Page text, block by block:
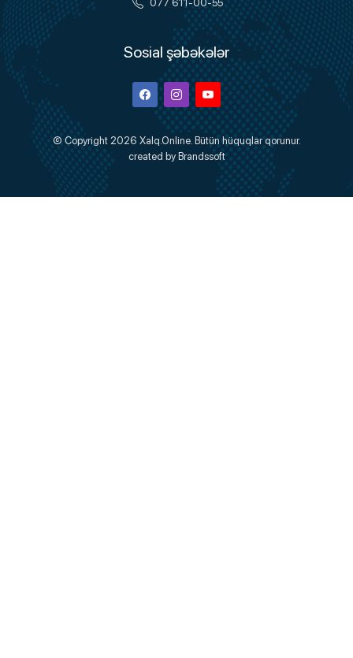
077 611-00-55
Sosial şəbəkələr
FacebookInstagramYoutube
© Copyright 2026 Xalq.Online. Bütün hüquqlar qorunur.
created by Brandssoft